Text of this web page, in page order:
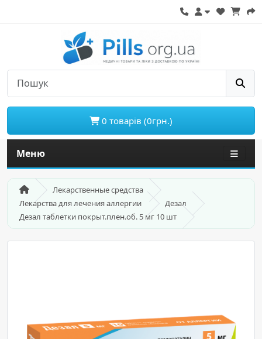
0 товарів (0грн.)
Меню
Лекарственные средства
Лекарства для лечения аллергии
Дезал
Дезал таблетки покрыт.плен.об. 5 мг 10 шт